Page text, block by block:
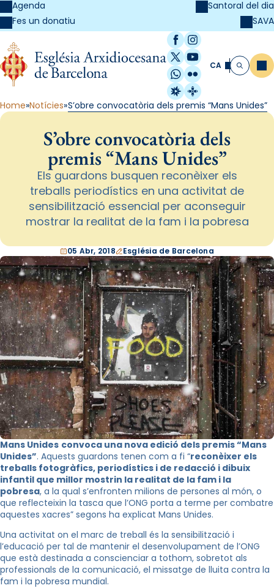
Agenda
Fes un donatiu
Santoral del dia
SAVA
Facebook
Instagram
X / Twitter
YouTube
WhatsApp
Flickr
Radio Estel
Catalunya
CA Cerca
Home Notícies S’obre convocatòria dels premis “Mans Unides”
S’obre convocatòria dels
premis “Mans Unides”
Els guardons busquen reconèixer els
treballs periodístics en una activitat de
sensibilització essencial per aconseguir
mostrar la realitat de la fam i la pobresa
05 Abr, 2018 Església de Barcelona
Mans Unides convoca una nova edició dels premis “Mans
Unides”. Aquests guardons tenen com a fi “reconèixer els
treballs fotogràfics, periodístics i de redacció i dibuix
infantil que millor mostrin la realitat de la fam i la
pobresa, a la qual s’enfronten milions de persones al món, o
que reflecteixin la tasca que l’ONG porta a terme per combatre
aquestes xacres” segons ha explicat Mans Unides.
Una activitat on el marc de treball és la sensibilització i
l’educació per tal de mantenir el desenvolupament de l’ONG
que està destinada a conscienciar a tothom, sobretot als
professionals de la comunicació, el missatge de lluita contra la
fam i la pobresa mundial.